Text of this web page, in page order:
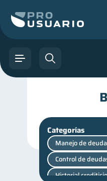
Categorías
Manejo de
Control de
Historial crediticio